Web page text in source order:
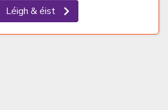
Léigh & éist